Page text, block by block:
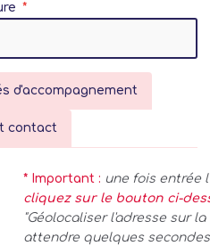
d'accompagnement
contact
* Important : une fois entrée
cliquez sur le bouton ci-
"Géolocaliser l'adresse sur la
attendre quelques